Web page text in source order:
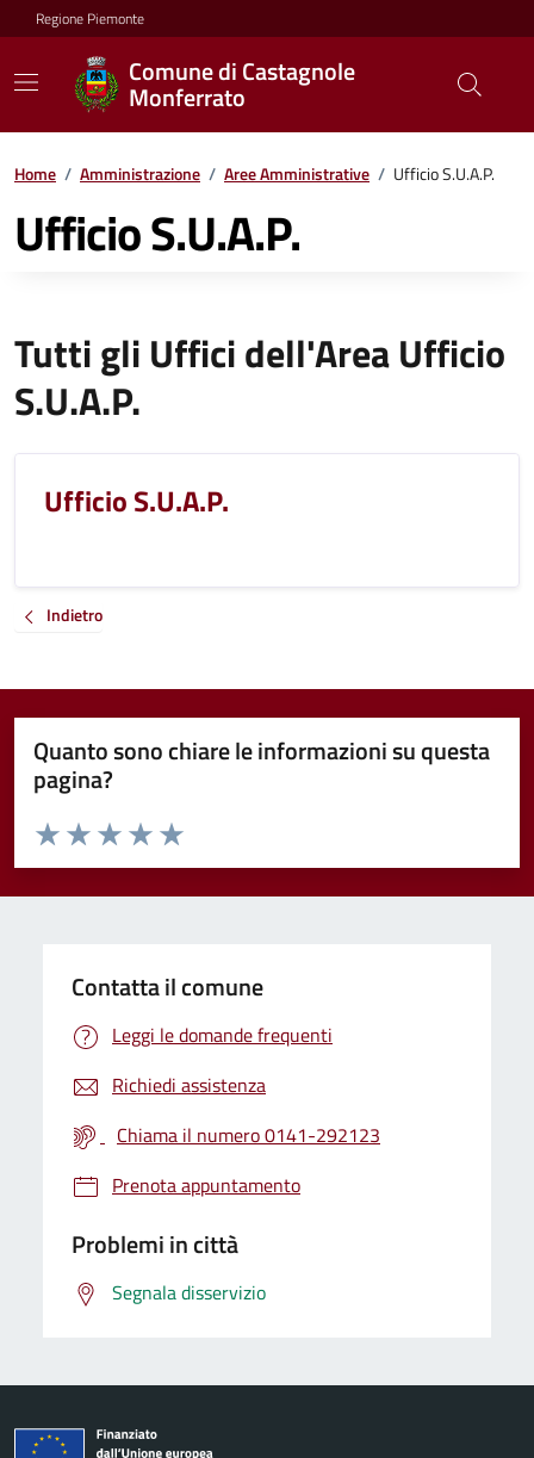
Regione Piemonte
Comune di Castagnole
Monferrato
Home / Amministrazione / Aree Amministrative / Ufficio S.U.A.P.
Ufficio S.U.A.P.
Tutti gli Uffici dell'Area Ufficio
S.U.A.P.
Ufficio S.U.A.P.
Indietro
Quanto sono chiare le informazioni su questa
pagina?
Valuta da 1 a 5 stelle la pagina
Valuta 5 stelle su 5
Valuta 4 stelle su 5
Valuta 3 stelle su 5
Valuta 2 stelle su 5
Valuta 1 stelle su 5
Contatta il comune
Leggi le domande frequenti
Richiedi assistenza
Chiama il numero 0141-292123
Prenota appuntamento
Problemi in città
Segnala disservizio